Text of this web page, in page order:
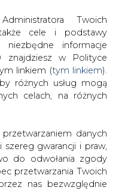
Twoich
cele i podstawy
niezbędne informacje
znajdziesz w Polityce
linkiem (tym linkiem).
różnych usług mogą
celach, na różnych
danych
gwarancji i praw,
do odwołania zgody
przetwarzania Twoich
nas bezwzględnie
drukuj
skomentuj
udostępnij
Opola